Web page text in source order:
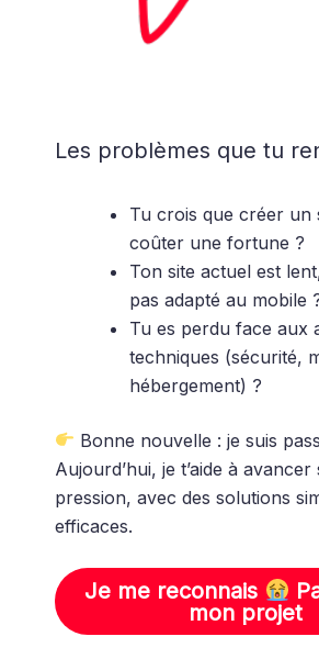
Les problèmes que tu
Tu crois que créer un
coûter une fortune ?
Ton site actuel est
pas adapté au mobile
Tu es perdu face aux
techniques (sécurité,
hébergement) ?
Bonne nouvelle : je suis
Aujourd’hui, je t’aide à avancer
pression, avec des solutions
efficaces.
Je me reconnais
mon projet